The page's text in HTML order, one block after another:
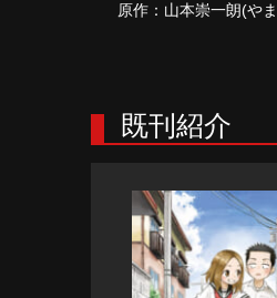
原作：山本崇一朗(や
既刊紹介